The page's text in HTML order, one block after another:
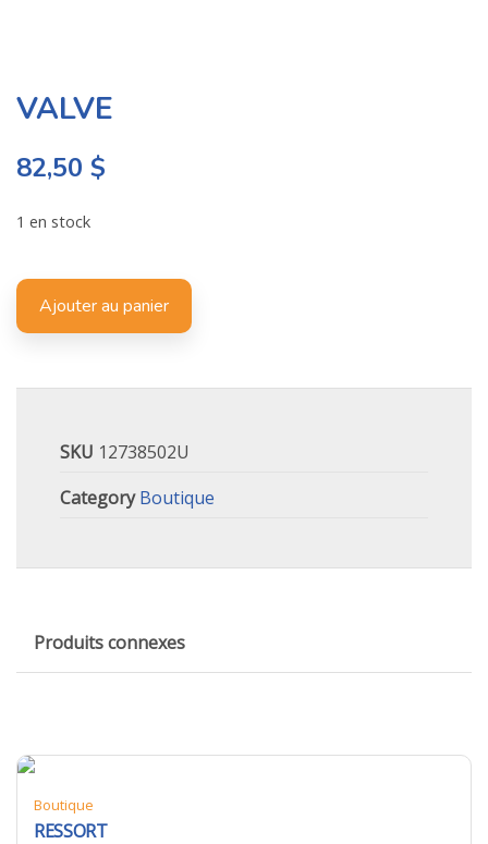
VALVE
82,50 $
1 en stock
Ajouter au panier
SKU 12738502U
Category Boutique
Produits connexes
Boutique
RESSORT